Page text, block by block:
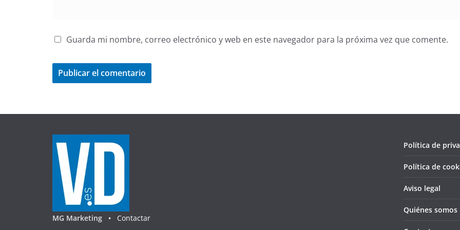
Guarda mi nombre, correo electrónico y web en este navegador para la próxima vez que comente.
MG Marketing • Contactar
Política de
Política de
Aviso legal
Quiénes somos